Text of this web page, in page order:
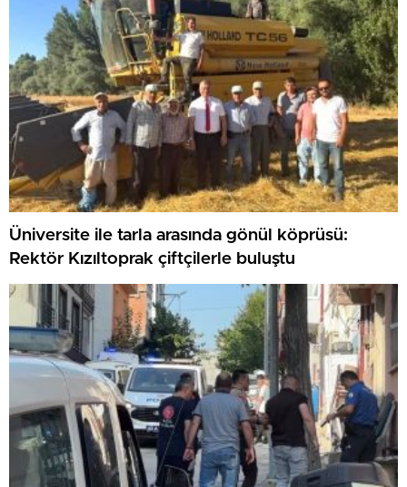
Üniversite ile tarla arasında gönül köprüsü:
Rektör Kızıltoprak çiftçilerle buluştu